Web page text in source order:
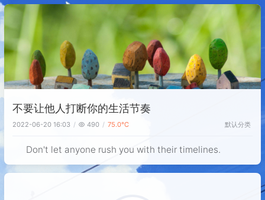
不要让他人打断你的生活节奏
2022-06-20 16:03 490 75.0℃ 默认分类
Don't let anyone rush you with their timelines.